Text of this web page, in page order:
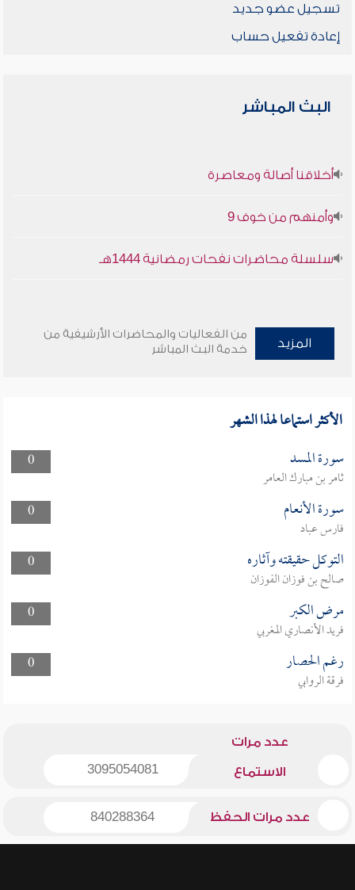
تسجيل عضو جديد
إعادة تفعيل حساب
البث المباشر
أخلاقنا أصالة ومعاصرة
وأمنهم من خوف 9
سلسلة محاضرات نفحات رمضانية 1444هـ
المزيد
من الفعاليات والمحاضرات الأرشيفية من
خدمة البث المباشر
الأكثر استماعا لهذا الشهر
0 سورة المسد
ثامر بن مبارك العامر
0
سورة الأنعام
فارس عباد
0
التوكل حقيقته وآثاره
صالح بن فوزان الفوزان
0
مرض الكبر
فريد الأنصاري المغربي
0
رغم الحصار
فرقة الروابي
عدد مرات
الاستماع 3095054081
عدد مرات الحفظ 840288364